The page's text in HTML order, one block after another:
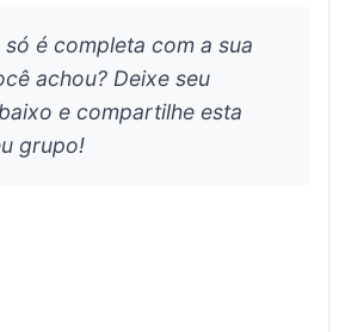
é completa com a sua
achou? Deixe seu
e compartilhe esta
grupo!